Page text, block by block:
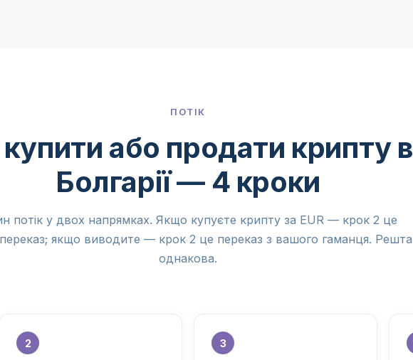
ПОТІК
або продати крипту в
Болгарії — 4 кроки
потік у двох напрямках. Якщо купуєте крипту за EUR — крок 2 це
якщо виводите — крок 2 це переказ з вашого гаманця. Решта
однакова.